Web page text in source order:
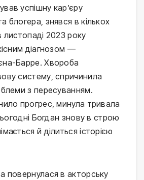
успішну кар’єру
блогера, знявся в кількох
листопаді 2023 року
діагнозом —
Барре. Хвороба
систему, спричинила
з пересуванням.
прогрес, минула тривала
Богдан знову в строю
й ділиться історією
повернулася в акторську